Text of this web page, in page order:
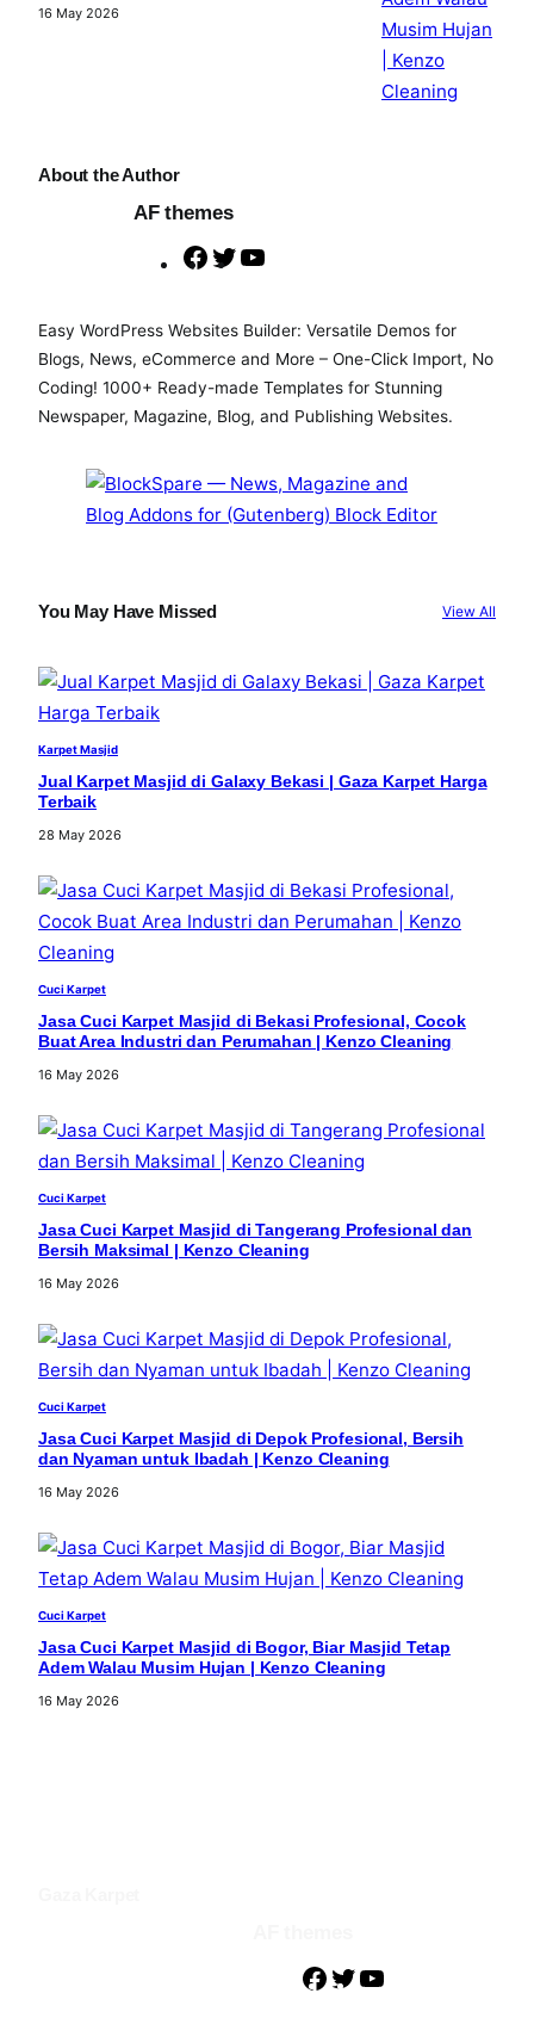
16 May 2026
About the Author
AF themes
F
c
e
b
o
T
t
t
e
u
T
u
b
Easy WordPress Websites Builder: Versatile Demos for
Blogs, News, eCommerce and More – One-Click Import, No
Coding! 1000+ Ready-made Templates for Stunning
Newspaper, Magazine, Blog, and Publishing Websites.
You May Have Missed View All
Karpet Masjid
Jual Karpet Masjid di Galaxy Bekasi | Gaza Karpet Harga
Terbaik
28 May 2026
Cuci Karpet
Jasa Cuci Karpet Masjid di Bekasi Profesional, Cocok
Buat Area Industri dan Perumahan | Kenzo Cleaning
16 May 2026
Cuci Karpet
Jasa Cuci Karpet Masjid di Tangerang Profesional dan
Bersih Maksimal | Kenzo Cleaning
16 May 2026
Cuci Karpet
Jasa Cuci Karpet Masjid di Depok Profesional, Bersih
dan Nyaman untuk Ibadah | Kenzo Cleaning
16 May 2026
Cuci Karpet
Jasa Cuci Karpet Masjid di Bogor, Biar Masjid Tetap
Adem Walau Musim Hujan | Kenzo Cleaning
16 May 2026
F
T